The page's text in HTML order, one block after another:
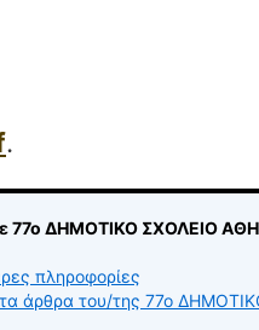
.
77ο ΔΗΜΟΤΙΚΟ ΣΧΟΛΕΙΟ
πληροφορίες
τα άρθρα του/της 77ο